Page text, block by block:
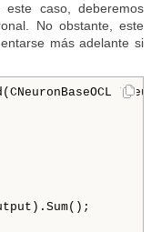
caso, deberemos
No obstante, este
más adelante si